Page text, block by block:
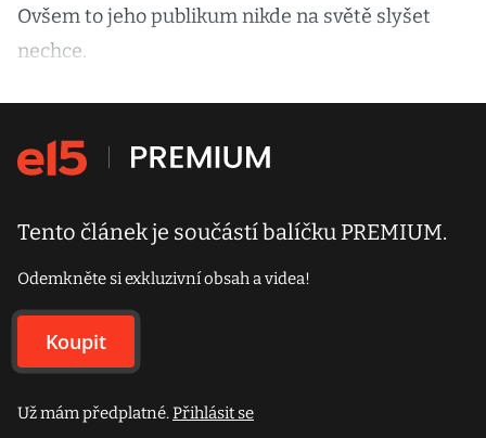
Ovšem to jeho publikum nikde na světě slyšet
nechce.
Tento článek je součástí balíčku PREMIUM.
Odemkněte si exkluzivní obsah a videa!
Koupit
Už mám předplatné.Přihlásit se